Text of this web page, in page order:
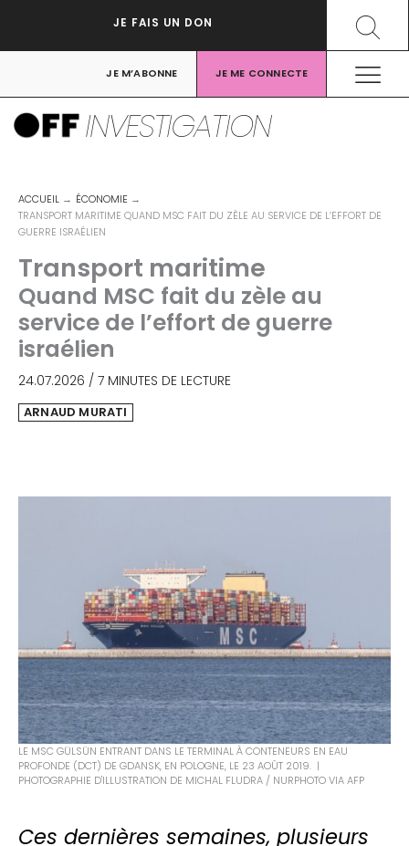
JE FAIS UN DON
JE M’ABONNE JE ME CONNECTE
INVESTIGATION
ACCUEIL
ÉCONOMIE
TRANSPORT MARITIME QUAND MSC FAIT DU ZÈLE AU SERVICE DE L’EFFORT DE
GUERRE ISRAÉLIEN
Transport maritime
Quand MSC fait du zèle au
service de l’effort de guerre
israélien
24.07.2026 / 7 MINUTES DE LECTURE
ARNAUD MURATI
LE MSC GÜLSÜN ENTRANT DANS LE TERMINAL À CONTENEURS EN EAU
PROFONDE (DCT) DE GDANSK, EN POLOGNE, LE 23 AOÛT 2019. |
PHOTOGRAPHIE D'ILLUSTRATION DE MICHAL FLUDRA / NURPHOTO VIA AFP
Ces dernières semaines, plusieurs